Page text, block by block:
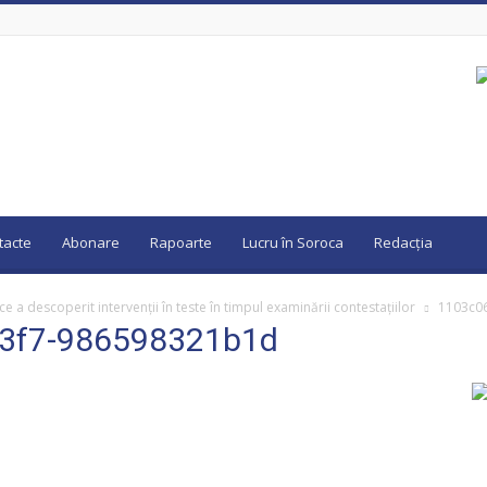
Abonare Rapoarte Lucru în Soroca Redacția
a descoperit intervenții în teste în timpul examinării contestațiilor
986598321b1d